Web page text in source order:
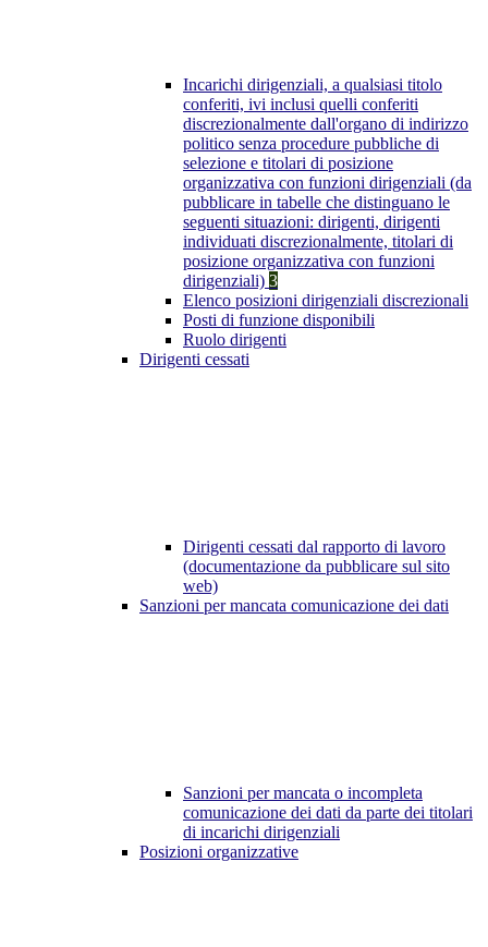
Incarichi dirigenziali, a qualsiasi titolo
conferiti, ivi inclusi quelli conferiti
discrezionalmente dall'organo di indirizzo
politico senza procedure pubbliche di
selezione e titolari di posizione
organizzativa con funzioni dirigenziali (da
pubblicare in tabelle che distinguano le
seguenti situazioni: dirigenti, dirigenti
individuati discrezionalmente, titolari di
posizione organizzativa con funzioni
dirigenziali) 3
Elenco posizioni dirigenziali discrezionali
Posti di funzione disponibili
Ruolo dirigenti
Dirigenti cessati
Dirigenti cessati dal rapporto di lavoro
(documentazione da pubblicare sul sito
web)
Sanzioni per mancata comunicazione dei dati
Sanzioni per mancata o incompleta
comunicazione dei dati da parte dei titolari
di incarichi dirigenziali
Posizioni organizzative